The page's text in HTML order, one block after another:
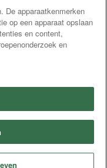
De apparaatkenmerken
op een apparaat opslaan
en content,
en